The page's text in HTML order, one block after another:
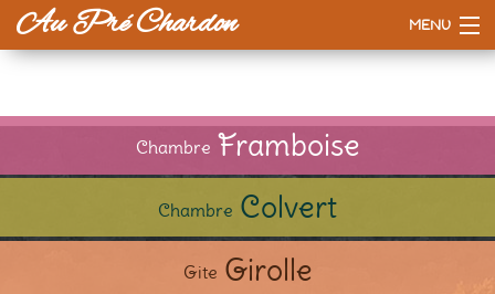
Au Pré Chardon MENU
Chambre Framboise
Chambre Colvert
Gite Girolle